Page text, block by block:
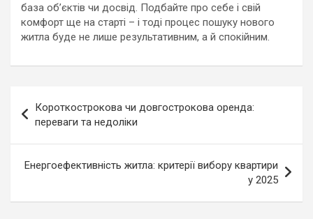
база об’єктів чи досвід. Подбайте про себе і свій
комфорт ще на старті – і тоді процес пошуку нового
житла буде не лише результативним, а й спокійним.
по
записям
Короткострокова чи довгострокова оренда:
переваги та недоліки
Енергоефективність житла: критерії вибору квартири
у 2025